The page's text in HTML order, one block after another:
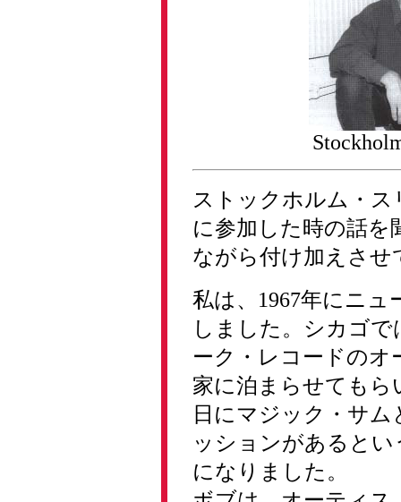
ストックホルム・ス
に参加した時の話を
ながら付け加えさせ
私は、1967年にニ
しました。シカゴ
ーク・レコードのオ
家に泊まらせてもら
日にマジック・サ
ッションがあると
になりました。